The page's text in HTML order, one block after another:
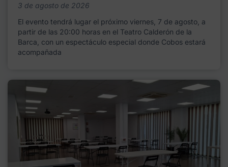
3 de agosto de 2026
El evento tendrá lugar el próximo viernes, 7 de agosto, a
partir de las 20:00 horas en el Teatro Calderón de la
Barca, con un espectáculo especial donde Cobos estará
acompañada